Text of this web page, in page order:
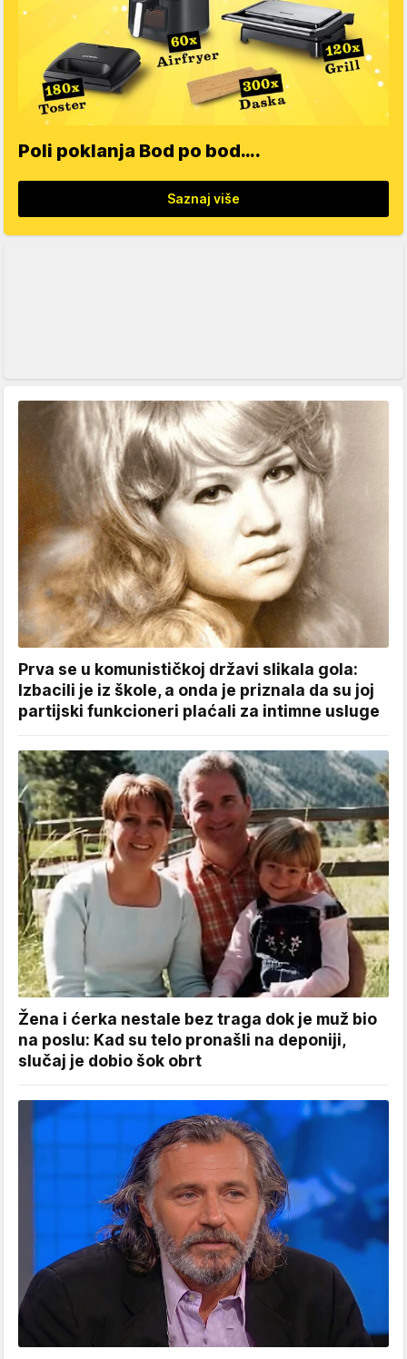
Poli poklanja Bod po bod….
Saznaj više
Prva se u komunističkoj državi slikala gola:
Izbacili je iz škole, a onda je priznala da su joj
partijski funkcioneri plaćali za intimne usluge
Žena i ćerka nestale bez traga dok je muž bio
na poslu: Kad su telo pronašli na deponiji,
slučaj je dobio šok obrt